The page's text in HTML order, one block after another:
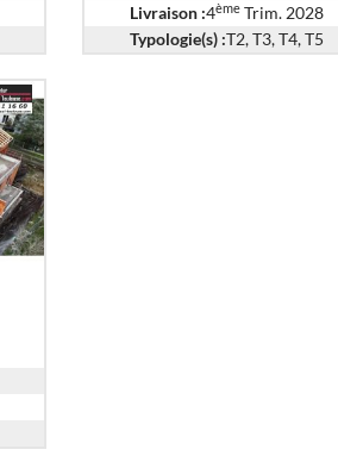
Livraison :4ème Trim. 2028
Typologie(s) :T2, T3, T4, T5